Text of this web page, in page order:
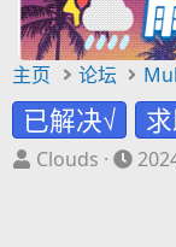
主页 论坛
已解决√
主
Clouds
开